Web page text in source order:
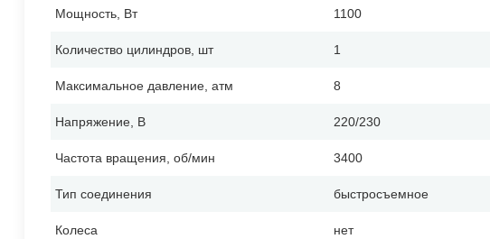
Мощность, Вт 1100
Количество цилиндров, шт 1
Максимальное давление, атм 8
Напряжение, В 220/230
Частота вращения, об/мин 3400
Тип соединения быстросъемное
Колеса нет